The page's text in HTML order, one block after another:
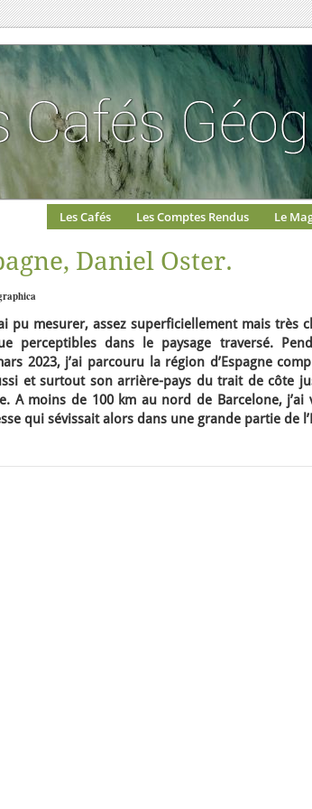
Les Cafés Les Comptes Rendus Le
Daniel Oster.
pu mesurer, assez superficiellement mais très
perceptibles dans le paysage traversé.
2023, j’ai parcouru la région d’Espagne
et surtout son arrière-pays du trait de côte
A moins de 100 km au nord de Barcelone, j’ai
qui sévissait alors dans une grande partie de